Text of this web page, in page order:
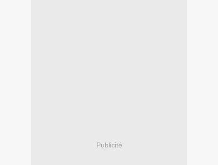
Publicité